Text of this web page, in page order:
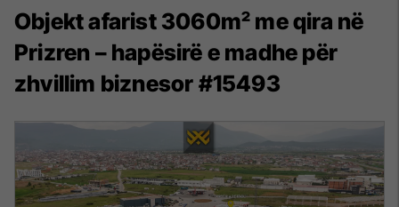
Objekt afarist 3060m² me qira në
Prizren – hapësirë e madhe për
zhvillim biznesor #15493